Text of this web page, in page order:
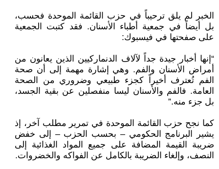
الخبر لم يلق ترحيباً في حزب القائمة الموحدة فحسب،
بل أيضاً في جمعية أطباء الأسنان. فقد كتبت الجمعية
على صفحتها في فيسبوك:
“إنها أخبار جيدة جداً لآلاف الدنماركيين الذين يعانون من
أمراض الأسنان والفم. وهي إشارة مهمة إلى أن صحة
الفم تُعترف أخيراً كجزء طبيعي وضروري من الصحة
العامة. فالفم والأسنان ليسا منفصلين عن بقية الجسد،
بل جزء منه.”
كما نجح حزب القائمة الموحدة في تمرير مطلب آخر، إذ
يشير البرنامج الحكومي – بحسب الحزب – إلى خفض
ضريبة القيمة المضافة على جميع المواد الغذائية إلى
النصف، وإلغاء الضريبة بالكامل عن الفواكه والخضروات.